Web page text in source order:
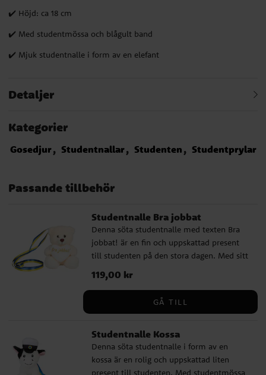
✔️ Höjd: ca 18 cm
✔️ Med studentmössa och blågult band
✔️ Mjuk studentnalle i form av en elefant
Detaljer
Kategorier
Gosedjur Studentnallar Studenten Studentprylar
Passande tillbehör
Studentnalle Bra jobbat
Denna söta studentnalle med texten Bra
jobbat! är en fin och uppskattad present
till studenten på den stora dagen. Med sitt
blågula band passar den perfekt att hänga
runt halsen under utspring, mottagning
och firande, samtidigt som den blir ett
gulligt minne att spara. Nallen är ca 15 cm
text, vilket gör den extra passande som
liten studentpresent. Den passar fint som
komplement till blommor, i en
Pris :119,00 kr
119,00 kr
GÅ TILL
Studentnalle Kossa
Denna söta studentnalle i form av en
kossa är en rolig och uppskattad liten
present till studenten. Med studentmössa